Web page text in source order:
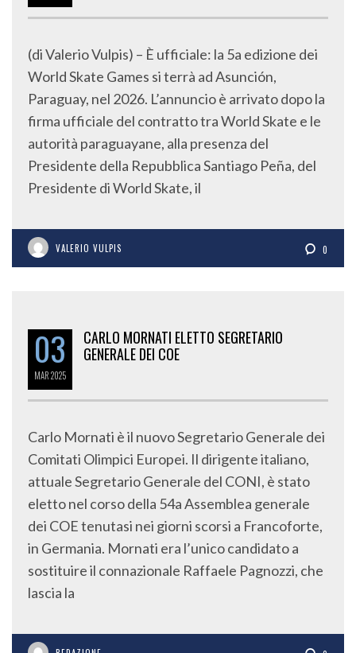
(di Valerio Vulpis) – È ufficiale: la 5a edizione dei
World Skate Games si terrà ad Asunción,
Paraguay, nel 2026. L’annuncio è arrivato dopo la
firma ufficiale del contratto tra World Skate e le
autorità paraguayane, alla presenza del
Presidente della Repubblica Santiago Peña, del
Presidente di World Skate, il
VALERIO VULPIS 0
03
MAR2025
CARLO MORNATI ELETTO SEGRETARIO
GENERALE DEI COE
Carlo Mornati è il nuovo Segretario Generale dei
Comitati Olimpici Europei. Il dirigente italiano,
attuale Segretario Generale del CONI, è stato
eletto nel corso della 54a Assemblea generale
dei COE tenutasi nei giorni scorsi a Francoforte,
in Germania. Mornati era l’unico candidato a
sostituire il connazionale Raffaele Pagnozzi, che
lascia la